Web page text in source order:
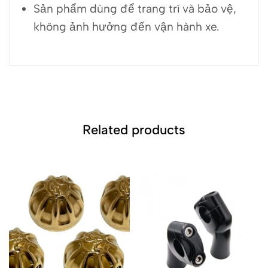
Sản phẩm dùng để trang trí và bảo vệ,
không ảnh hưởng đến vận hành xe.
Related products